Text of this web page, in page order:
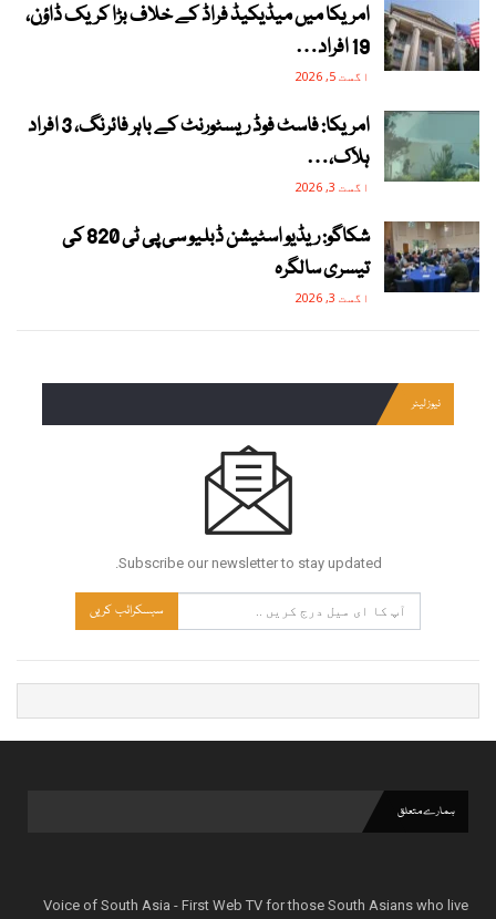
امریکا میں میڈیکیڈ فراڈ کے خلاف بڑا کریک ڈاؤن،
19 افراد…
اگست 5, 2026
امریکا: فاسٹ فوڈ ریسٹورنٹ کے باہر فائرنگ، 3 افراد
ہلاک،…
اگست 3, 2026
شکاگو: ریڈیو اسٹیشن ڈبلیو سی پی ٹی 820 کی
تیسری سالگرہ
اگست 3, 2026
نیوز لیٹر
Subscribe our newsletter to stay updated.
سبسکرائب کریں
ہمارے متعلق
Voice of South Asia - First Web TV for those South Asians who live